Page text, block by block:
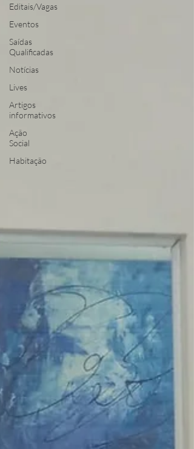
Editais/Vagas
Eventos
Saídas
Qualificadas
Notícias
Lives
Artigos
informativos
Ação
Social
Habitação